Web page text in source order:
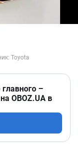
–
OBOZ.UA в